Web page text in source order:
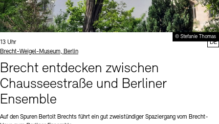
© Stefanie Thomas
Uhrzeit:
13 Uhr
Standort
Brecht-Weigel-Museum, Berlin
Brecht entdecken zwischen
Chausseestraße und Berliner
Ensemble
Auf den Spuren Bertolt Brechts führt ein gut zweistündiger Spaziergang vom Brecht-
DE